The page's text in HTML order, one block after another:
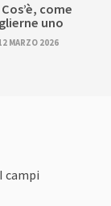
come
uno
MARZO 2026
I campi